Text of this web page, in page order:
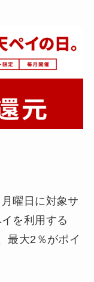
曜日に対象サ
を利用する
最大2％がポイ